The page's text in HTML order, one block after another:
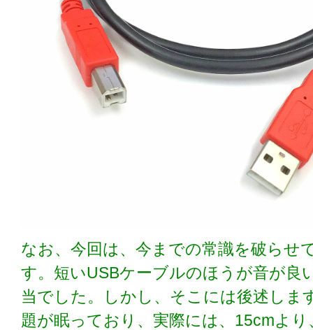
なお、今回は、今までの常識を破らせ
す。短いUSBケーブルのほうが音が良
当でした。しかし、そこには後述しま
題が眠っており、実際には、15cmより